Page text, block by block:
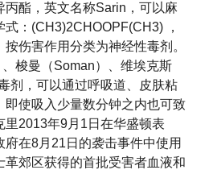
丙酯，英文名称Sarin，可以麻
：(CH3)2CHOOPF(CH3) ，
伤害作用分类为神经性毒剂。
梭曼（Soman）、维埃克斯
剂，可以通过呼吸道、皮肤粘
即使吸入少量数分钟之内也可致
里2013年9月1日在华盛顿表
府在8月21日的袭击事件中使用
革郊区获得的首批受害者血液和